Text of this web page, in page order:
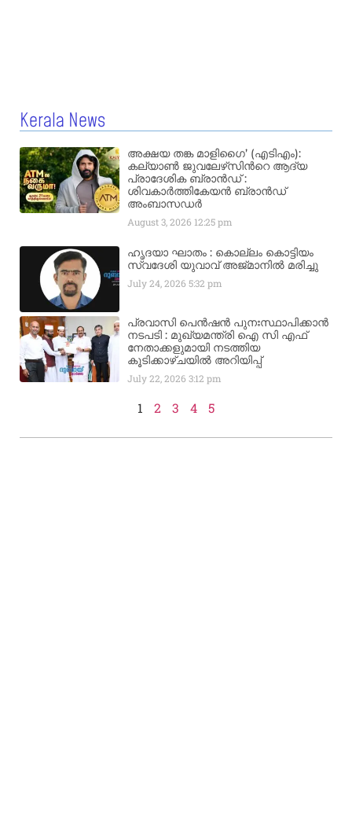
Kerala News
അക്ഷയ തങ്ക മാളിഗൈ’ (എടിഎം):
കല്യാണ്‍ ജുവലേഴ്‌സിന്‍റെ ആദ്യ
പ്രാദേശിക ബ്രാന്‍ഡ് :
ശിവകാര്‍ത്തികേയന്‍ ബ്രാന്‍ഡ്
അംബാസഡര്‍
August 3, 2026 12:25 pm
ഹൃദയാ ഘാതം : കൊല്ലം കൊട്ടിയം
സ്വദേശി യുവാവ് അജ്മാനിൽ മരിച്ചു
July 24, 20265:32 pm
പ്രവാസി പെൻഷൻ പുനഃസ്ഥാപിക്കാൻ
നടപടി : മുഖ്യമന്ത്രി ഐ സി എഫ്
നേതാക്കളുമായി നടത്തിയ
കൂടിക്കാഴ്ചയിൽ അറിയിപ്പ്
July 22, 20263:12 pm
1 2 3 4 5